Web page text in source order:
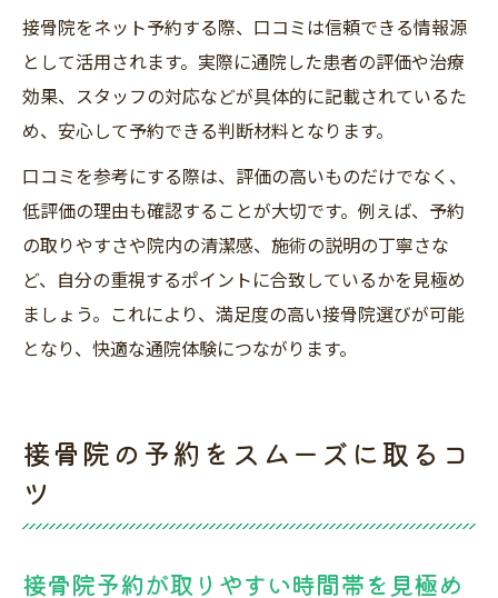
接骨院をネット予約する際、口コミは信頼できる情報源
として活用されます。実際に通院した患者の評価や治療
効果、スタッフの対応などが具体的に記載されているた
め、安心して予約できる判断材料となります。
口コミを参考にする際は、評価の高いものだけでなく、
低評価の理由も確認することが大切です。例えば、予約
の取りやすさや院内の清潔感、施術の説明の丁寧さな
ど、自分の重視するポイントに合致しているかを見極め
ましょう。これにより、満足度の高い接骨院選びが可能
となり、快適な通院体験につながります。
接骨院の予約をスムーズに取るコ
ツ
接骨院予約が取りやすい時間帯を見極め